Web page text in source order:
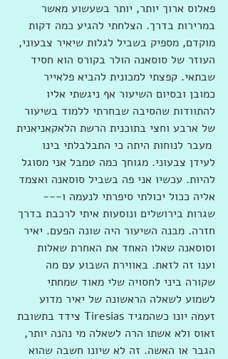
פאלוס ארוך יותר, יותר בשעשוע מאשר
במרירות בדרך. הצלחתי להגיע כמה דקות
מוקדם, מספיק בשביל לגלות שיאיר צבעוני,
העוזר של סוסאנה הולר בקורס הוא חסיד
שבתאי. קפצתי למכונית להביא פלאייר
כמובן ובסיום השיעור אף ניגשתי אליו
להתוודות שהסיבה שבחרתי ללמוד בשיעור
של ארבע וחצי בתוכנית הרשת הלאקאניאנית
מעבר לנוחות היתה כי התבלבלתי בינו
לעידן צבעוני. מגוחך כמה טמבל אני מסוגל
להיות. עכשיו אני פה בשביל סוסאנה ואצמד
אליה ככול יכולתי סיפרתי לנעמה ו---
שגרות בירושלים ונוסעות איתי לרכבת בדרך
חזרה. מבנה השיעור היה שונה הפעם. יאיר
וסוסאנה שאלו האחד את האחרת שאלות
וענו זה לזאת. באווירת השבוע עם מה
שקורה ביני לחסויה שלי מאוד שמחתי
לשמוע לשאלה הראשונה של יאיר מדוע
זעמה יונו כשהמגיד Tiresias צידד בתשובת
זאוס ולא אשתו הרה לשאלה מי נהנה יותר,
הגבר או האשה. זה לא שיונו חשבה שהוא